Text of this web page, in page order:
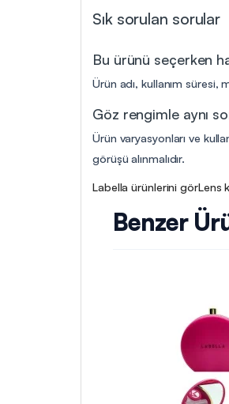
Sık sorulan sorular
Bu ürünü seçerken
Ürün adı, kullanım
Göz rengimle aynı
Ürün varyasyonları ve
görüşü alınmalıdır.
Labella ürünlerini görLens
Benzer